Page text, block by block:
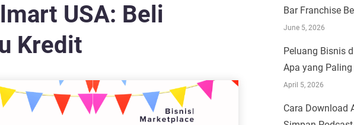
USA: Beli
Kredit
Bar Franchise
June 5, 2026
Peluang Bisnis
Apa yang
April 5, 2026
Cara Download